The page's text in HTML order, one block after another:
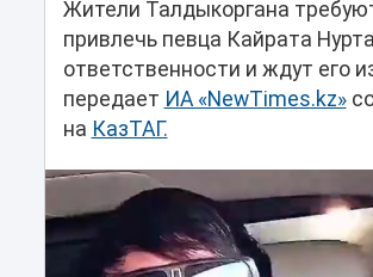
Жители Талдыкоргана
привлечь певца Кайрата
ответственности и ждут его
передает ИА «NewTimes.kz»
на КазТАГ.